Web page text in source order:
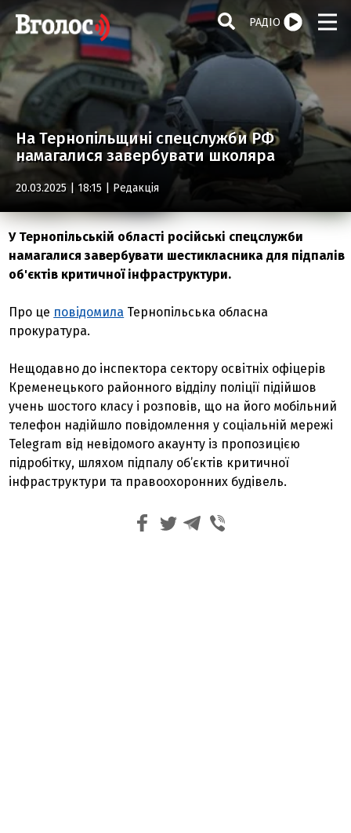
РАДІО
На Тернопільщині спецслужби РФ
намагалися завербувати школяра
20.03.2025 | 18:15 | Редакція
У Тернопільській області російські спецслужби
намагалися завербувати шестикласника для підпалів
об'єктів критичної інфраструктури.
Про це повідомила Тернопільська обласна
прокуратура.
Нещодавно до інспектора сектору освітніх офіцерів
Кременецького районного відділу поліції підійшов
учень шостого класу і розповів, що на його мобільний
телефон надійшло повідомлення у соціальній мережі
Telegram від невідомого акаунту із пропозицією
підробітку, шляхом підпалу об’єктів критичної
інфраструктури та правоохоронних будівель.